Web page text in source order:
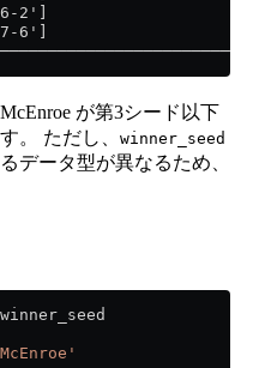
2']                   │
6']                   │
が第3シード以下
。 ただし、 winner_seed
データ型が異なるため、